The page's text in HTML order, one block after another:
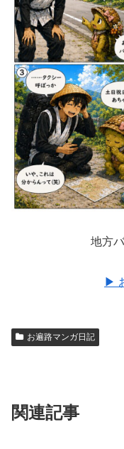
地方
▶︎
お遍路マンガ日記
関連記事